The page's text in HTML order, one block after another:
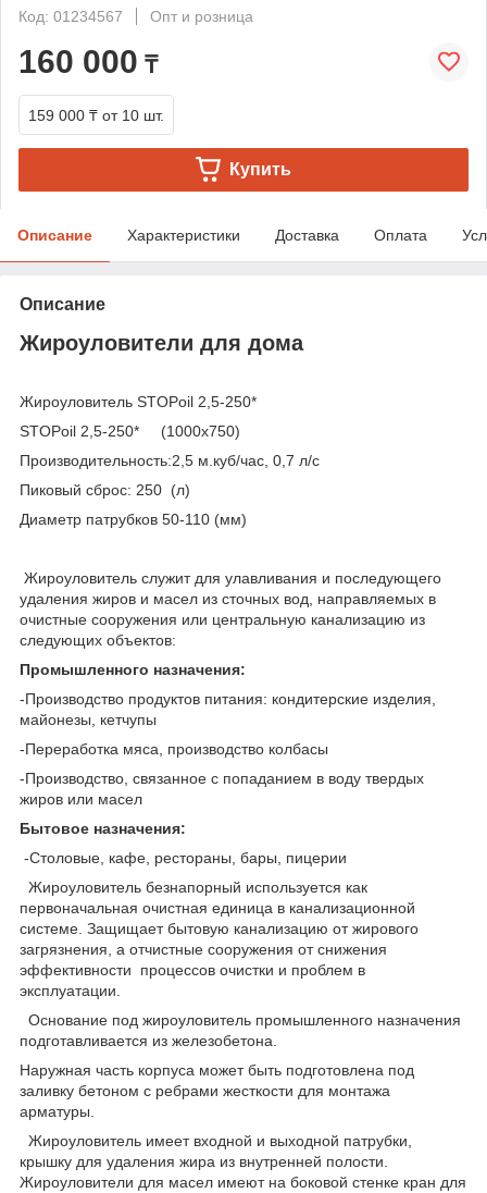
Код: 01234567
Опт и розница
160 000 ₸
159 000 ₸ от 10 шт.
Купить
Описание Характеристики Доставка Оплата
Описание
Жироуловители для дома
Жироуловитель STOPoil 2,5-250*
STOPoil 2,5-250* (1000х750)
Производительность:2,5 м.куб/час, 0,7 л/с
Пиковый сброс: 250 (л)
Диаметр патрубков 50-110 (мм)
Жироуловитель служит для улавливания и последующего
удаления жиров и масел из сточных вод, направляемых в
очистные сооружения или центральную канализацию из
следующих объектов:
Промышленного назначения:
-Производство продуктов питания: кондитерские изделия,
майонезы, кетчупы
-Переработка мяса, производство колбасы
-Производство, связанное с попаданием в воду твердых
жиров или масел
Бытовое назначения:
-Столовые, кафе, рестораны, бары, пицерии
Жироуловитель безнапорный используется как
первоначальная очистная единица в канализационной
системе. Защищает бытовую канализацию от жирового
загрязнения, а отчистные сооружения от снижения
эффективности процессов очистки и проблем в
эксплуатации.
Основание под жироуловитель промышленного назначения
подготавливается из железобетона.
Наружная часть корпуса может быть подготовлена под
заливку бетоном с ребрами жесткости для монтажа
арматуры.
Жироуловитель имеет входной и выходной патрубки,
крышку для удаления жира из внутренней полости.
Жироуловители для масел имеют на боковой стенке кран для